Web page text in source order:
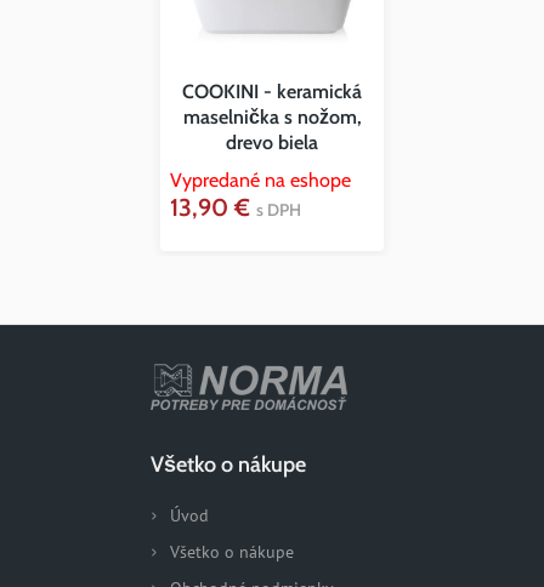
COOKINI - keramická
maselnička s nožom,
drevo biela
Vypredané na eshope
13,90 € s DPH
Všetko o nákupe
Úvod
Všetko o nákupe